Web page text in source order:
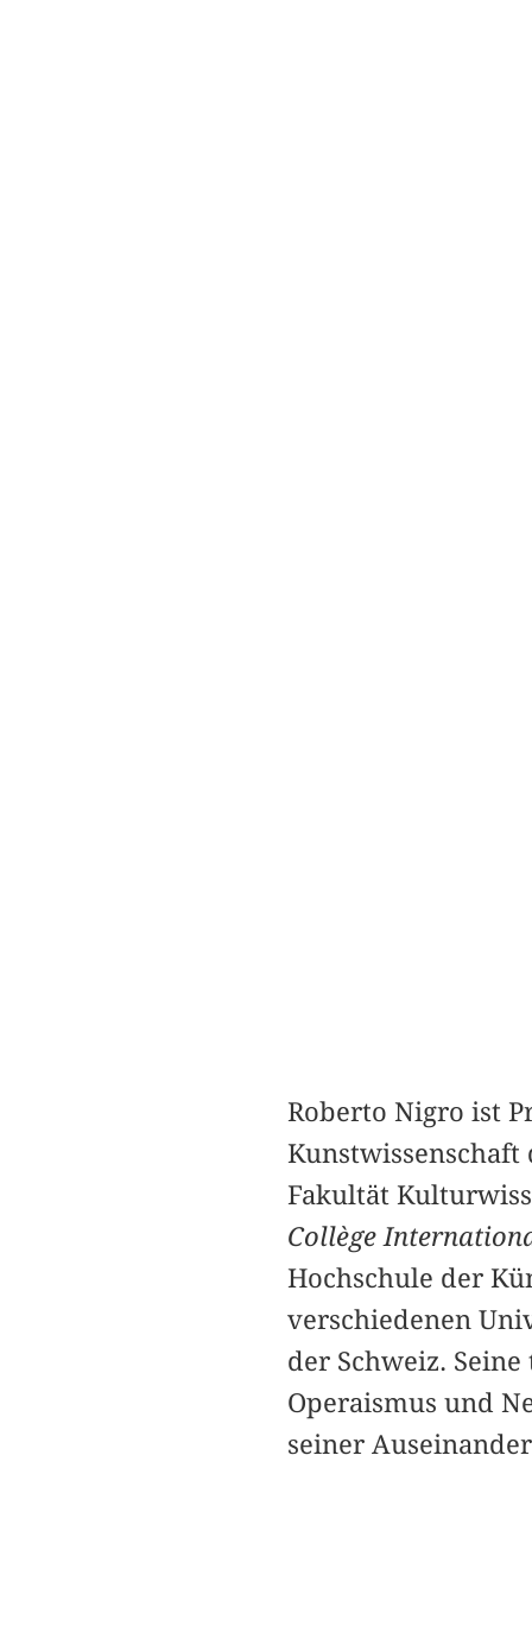
Roberto Nigro ist
Fakultät
Collège
Hochschule der
verschiedenen
der Schweiz.
Operaismus und
seiner